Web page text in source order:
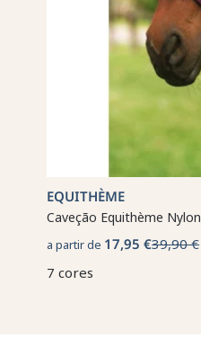
EQUITHÈME
Caveção Equithème Nylon
a partir de 17,95 €39,90 €
7 cores